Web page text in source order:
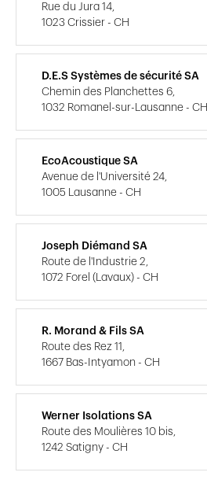
Rue du Jura 14,
1023 Crissier - CH
D.E.S Systèmes de sécurité SA
Chemin des Planchettes 6,
1032 Romanel-sur-Lausanne - CH
EcoAcoustique SA
Avenue de l'Université 24,
1005 Lausanne - CH
Joseph Diémand SA
Route de l'Industrie 2,
1072 Forel (Lavaux) - CH
R. Morand & Fils SA
Route des Rez 11,
1667 Bas-Intyamon - CH
Werner Isolations SA
Route des Moulières 10 bis,
1242 Satigny - CH